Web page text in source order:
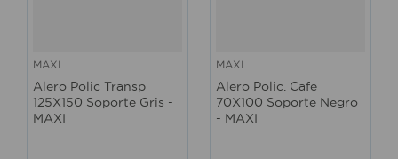
MAXI
Alero Polic Transp
125X150 Soporte Gris -
MAXI
MAXI
Alero Polic. Cafe
70X100 Soporte Negro
- MAXI